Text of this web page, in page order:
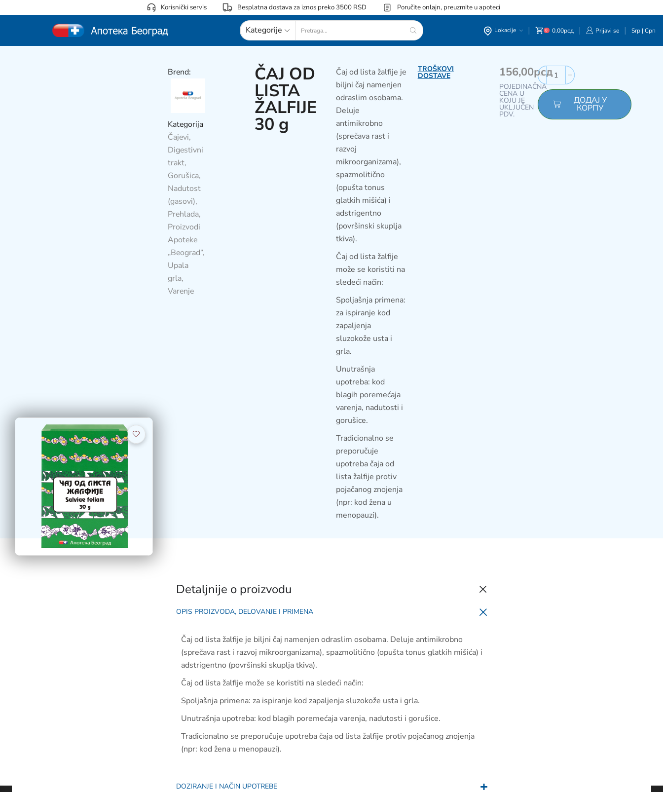
Korisnički servis Besplatna dostava za iznos preko 3500 RSD Poručite onlajn, preuzmite u apoteci
Kategorije Lokacije 0 0,00рсд Prijavi se Srp| Срп
Brend:
Kategorija
Čajevi,
Digestivni
trakt,
Gorušica,
Nadutost
(gasovi),
Prehlada,
Proizvodi
Apoteke
„Beograd“,
Upala
grla,
Varenje
ČAJ OD
LISTA
ŽALFIJE
30 g
Čaj od lista žalfije je
biljni čaj namenjen
odraslim osobama.
Deluje
antimikrobno
(sprečava rast i
razvoj
mikroorganizama),
spazmolitično
(opušta tonus
glatkih mišića) i
adstrigentno
(površinski skuplja
tkiva).
Čaj od lista žalfije
može se koristiti na
sledeći način:
Spoljašnja primena:
za ispiranje kod
zapaljenja
sluzokože usta i
grla.
Unutrašnja
upotreba: kod
blagih poremećaja
varenja, nadutosti i
gorušice.
Tradicionalno se
preporučuje
upotreba čaja od
lista žalfije protiv
pojačanog znojenja
(npr: kod žena u
menopauzi).
TROŠKOVI
DOSTAVE 156,00рсд
POJEDINAČNA
CENA U
KOJU JE
UKLJUČEN
PDV.
ДОДАЈ У
КОРПУ
Detaljnije o proizvodu
OPIS PROIZVODA, DELOVANJE I PRIMENA
Čaj od lista žalfije je biljni čaj namenjen odraslim osobama. Deluje antimikrobno
(sprečava rast i razvoj mikroorganizama), spazmolitično (opušta tonus glatkih mišića) i
adstrigentno (površinski skuplja tkiva).
Čaj od lista žalfije može se koristiti na sledeći način:
Spoljašnja primena: za ispiranje kod zapaljenja sluzokože usta i grla.
Unutrašnja upotreba: kod blagih poremećaja varenja, nadutosti i gorušice.
Tradicionalno se preporučuje upotreba čaja od lista žalfije protiv pojačanog znojenja
(npr: kod žena u menopauzi).
DOZIRANJE I NAČIN UPOTREBE